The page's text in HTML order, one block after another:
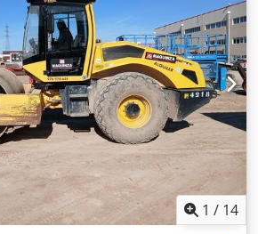
Se presenta en estado operativo,
desde el primer día. Perfecto para
con maquinaria de segunda mano.
de tambor: 1.200 mm Diámetro
Asy Iz A Aebzok Capacidad de
1 / 14